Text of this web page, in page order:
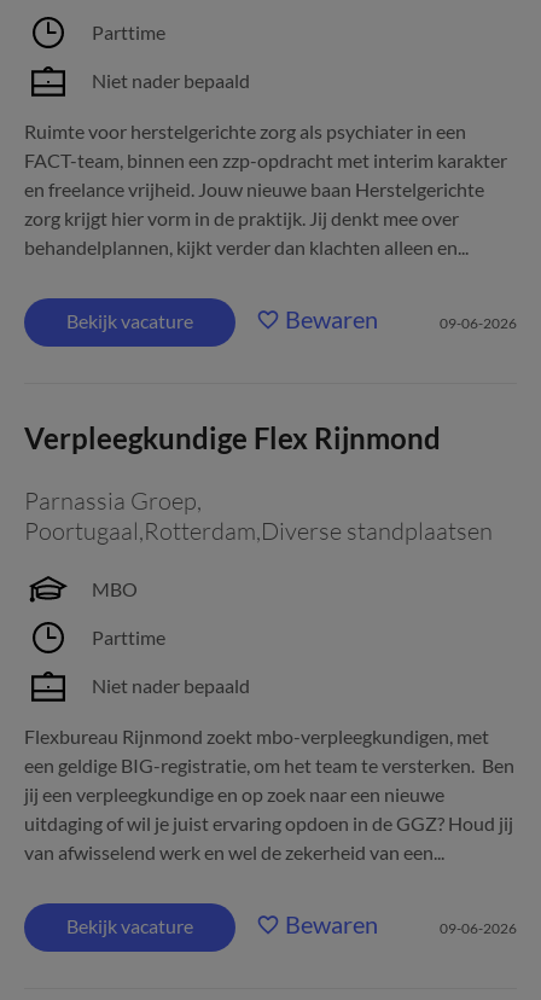
Parttime
Niet nader bepaald
Ruimte voor herstelgerichte zorg als psychiater in een
FACT-team, binnen een zzp-opdracht met interim karakter
en freelance vrijheid. Jouw nieuwe baan Herstelgerichte
zorg krijgt hier vorm in de praktijk. Jij denkt mee over
behandelplannen, kijkt verder dan klachten alleen en...
Bekijk vacature Bewaren 09-06-2026
Verpleegkundige Flex Rijnmond
Parnassia Groep,
Poortugaal,Rotterdam,Diverse standplaatsen
MBO
Parttime
Niet nader bepaald
Flexbureau Rijnmond zoekt mbo-verpleegkundigen, met
een geldige BIG-registratie, om het team te versterken. Ben
jij een verpleegkundige en op zoek naar een nieuwe
uitdaging of wil je juist ervaring opdoen in de GGZ? Houd jij
van afwisselend werk en wel de zekerheid van een...
Bekijk vacature Bewaren 09-06-2026